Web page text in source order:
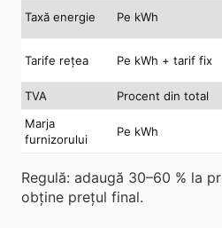
Taxă energie Pe kWh
Tarife rețea Pe kWh + tarif fix
TVA
Procent din total
Marja
furnizorului
Pe kWh
Regulă: adaugă 30–60 % la
obține prețul final.